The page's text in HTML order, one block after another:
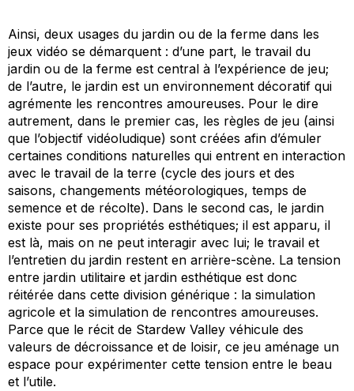
Ainsi, deux usages du jardin ou de la ferme dans les
jeux vidéo se démarquent : d’une part, le travail du
jardin ou de la ferme est central à l’expérience de jeu;
de l’autre, le jardin est un environnement décoratif qui
agrémente les rencontres amoureuses. Pour le dire
autrement, dans le premier cas, les règles de jeu (ainsi
que l’objectif vidéoludique) sont créées afin d’émuler
certaines conditions naturelles qui entrent en interaction
avec le travail de la terre (cycle des jours et des
saisons, changements météorologiques, temps de
semence et de récolte). Dans le second cas, le jardin
existe pour ses propriétés esthétiques; il est apparu, il
est là, mais on ne peut interagir avec lui; le travail et
l’entretien du jardin restent en arrière-scène. La tension
entre jardin utilitaire et jardin esthétique est donc
réitérée dans cette division générique : la simulation
agricole et la simulation de rencontres amoureuses.
Parce que le récit de Stardew Valley véhicule des
valeurs de décroissance et de loisir, ce jeu aménage un
espace pour expérimenter cette tension entre le beau
et l’utile.